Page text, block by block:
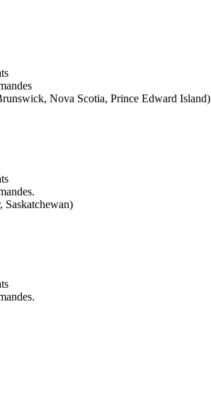
Nova Scotia, Prince Edward Island)